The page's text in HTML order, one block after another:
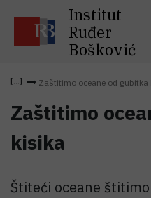
Institut
Ruđer
Bošković
Zaštitimo oceane od gubitka
Zaštitimo
kisika
Štiteći oceane